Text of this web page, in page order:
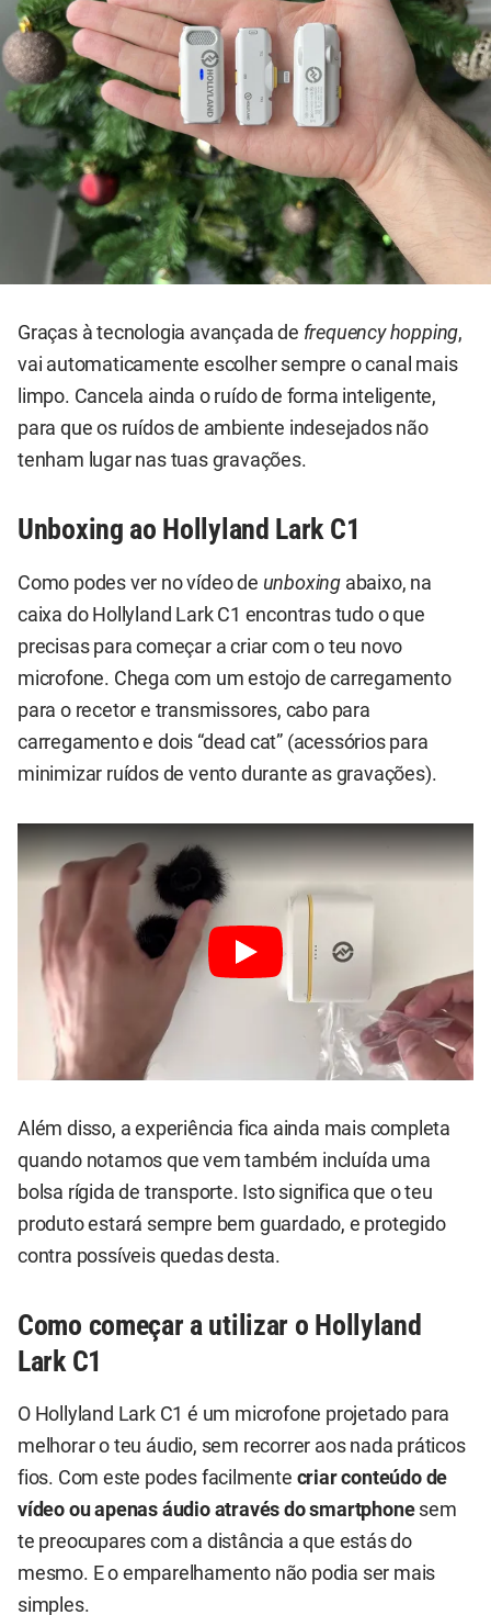
Graças à tecnologia avançada de frequency hopping,
vai automaticamente escolher sempre o canal mais
limpo. Cancela ainda o ruído de forma inteligente,
para que os ruídos de ambiente indesejados não
tenham lugar nas tuas gravações.
Unboxing ao Hollyland Lark C1
Como podes ver no vídeo de unboxing abaixo, na
caixa do Hollyland Lark C1 encontras tudo o que
precisas para começar a criar com o teu novo
microfone. Chega com um estojo de carregamento
para o recetor e transmissores, cabo para
carregamento e dois “dead cat” (acessórios para
minimizar ruídos de vento durante as gravações).
Além disso, a experiência fica ainda mais completa
quando notamos que vem também incluída uma
bolsa rígida de transporte. Isto significa que o teu
produto estará sempre bem guardado, e protegido
contra possíveis quedas desta.
Como começar a utilizar o Hollyland
Lark C1
O Hollyland Lark C1 é um microfone projetado para
melhorar o teu áudio, sem recorrer aos nada práticos
fios. Com este podes facilmente criar conteúdo de
vídeo ou apenas áudio através do smartphonesem
te preocupares com a distância a que estás do
mesmo. E o emparelhamento não podia ser mais
simples.